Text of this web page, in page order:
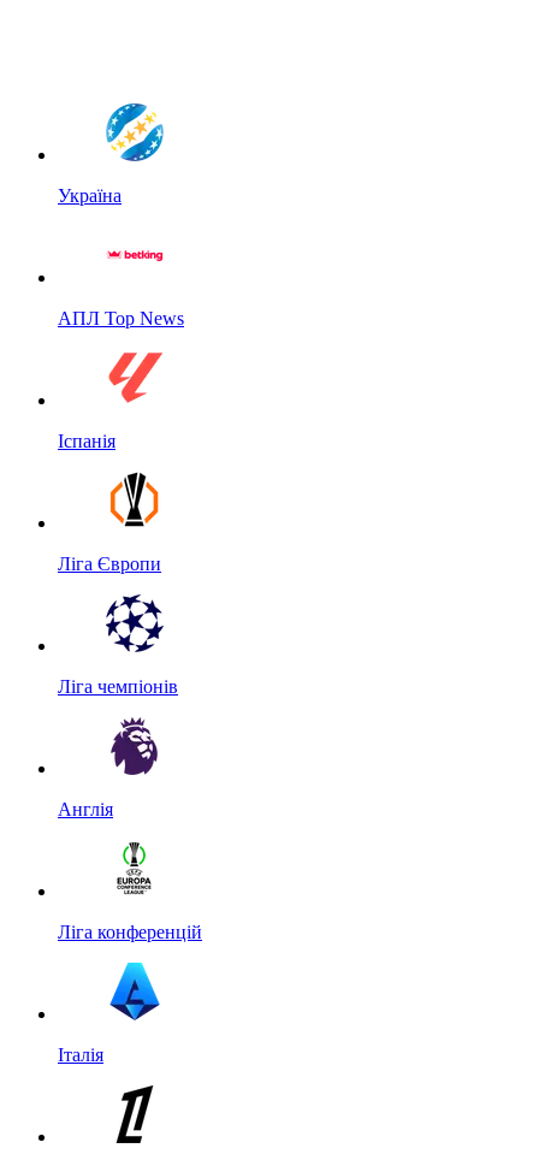
Україна
АПЛ Top News
Іспанія
Ліга Європи
Ліга чемпіонів
Англія
Ліга конференцій
Італія